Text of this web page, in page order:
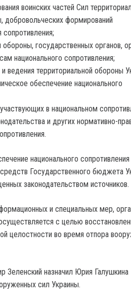
воинских частей Сил
формирований
государственных органов,
национального сопротивления;
ведения территориальной обороны
обеспечение национального
в национальном
и других нормативно-
национального сопротивления
Государственного бюджета
законодательством источников.
и специальных мер,
с целью
целостности во время отпора
Зеленский назначил Юрия Галушкина
сил Украины.